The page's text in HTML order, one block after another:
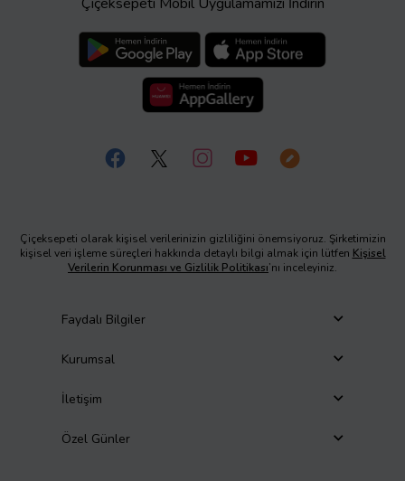
Çiçeksepeti olarak kişisel verilerinizin gizliliğini önemsiyoruz. Şirketimizin
kişisel veri işleme süreçleri hakkında detaylı bilgi almak için lütfen Kişisel
Verilerin Korunması ve Gizlilik Politikası’nı inceleyiniz.
Faydalı Bilgiler
Kurumsal
İletişim
Özel Günler